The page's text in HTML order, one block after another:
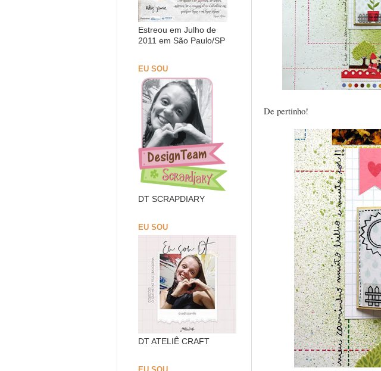
De pertinho!
Estreou em Julho de
2011 em São Paulo/SP
EU SOU
DT SCRAPDIARY
EU SOU
DT ATELIÊ CRAFT